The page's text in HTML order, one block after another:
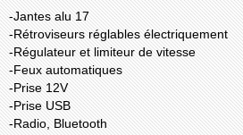
-Jantes alu 17
-Rétroviseurs réglables électriquement
-Régulateur et limiteur de vitesse
-Feux automatiques
-Prise 12V
-Prise USB
-Radio, Bluetooth